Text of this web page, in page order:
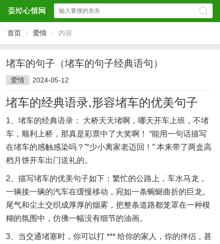
首页 / 爱情 / 内容
堵车的句子（堵车的句子经典语句）
爱情 2024-05-12
堵车的经典语录,形容堵车的优美句子
1、堵车的经典语录： 大桥天天堵啊，哪天开车上班，不堵
车，顺利上桥，那真是彩票中了大奖啊！ “能用一句话描写
在堵车的感触感染吗？”“少小离家老迈回！” 本来带了两盒高
档月饼开车出门送礼的。
2、描写堵车的优美句子如下：繁忙的公路上，车水马龙，
一辆接一辆的汽车在缓慢移动，宛如一条蜿蜒曲折的巨龙。
尾气和尘土交织成厚厚的烟雾，把整条道路都笼罩在一种模
糊的氛围中，仿佛一幅没有细节的油画。
3、当交通堵塞时，你可以打 *** 给你的家人，你的伴侣，甚